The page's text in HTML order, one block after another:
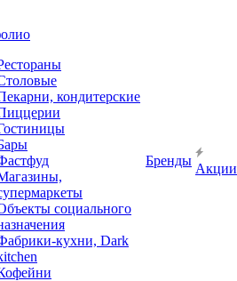
кондитерские
социального
кухни, Dark
Бренды
Акции